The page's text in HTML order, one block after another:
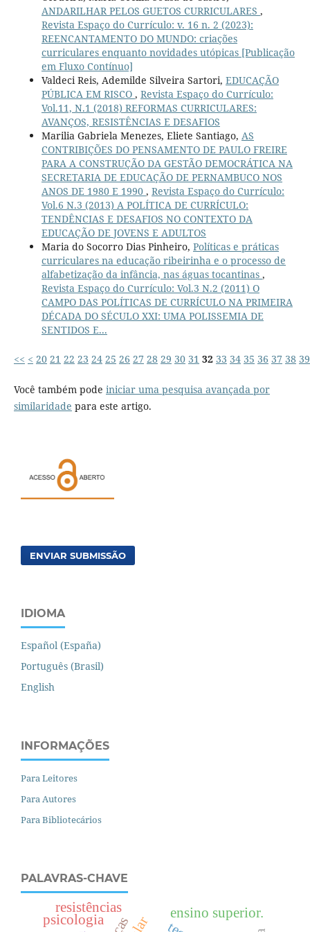
ANDARILHAR PELOS GUETOS CURRICULARES ,
Revista Espaço do Currículo: v. 16 n. 2 (2023):
REENCANTAMENTO DO MUNDO: criações
curriculares enquanto novidades utópicas [Publicação
em Fluxo Contínuo]
Valdeci Reis, Ademilde Silveira Sartori, EDUCAÇÃO
PÚBLICA EM RISCO , Revista Espaço do Currículo:
Vol.11, N.1 (2018) REFORMAS CURRICULARES:
AVANÇOS, RESISTÊNCIAS E DESAFIOS
Marilia Gabriela Menezes, Eliete Santiago, AS
CONTRIBIÇÕES DO PENSAMENTO DE PAULO FREIRE
PARA A CONSTRUÇÃO DA GESTÃO DEMOCRÁTICA NA
SECRETARIA DE EDUCAÇÃO DE PERNAMBUCO NOS
ANOS DE 1980 E 1990 , Revista Espaço do Currículo:
Vol.6 N.3 (2013) A POLÍTICA DE CURRÍCULO:
TENDÊNCIAS E DESAFIOS NO CONTEXTO DA
EDUCAÇÃO DE JOVENS E ADULTOS
Maria do Socorro Dias Pinheiro, Políticas e práticas
curriculares na educação ribeirinha e o processo de
alfabetização da infância, nas águas tocantinas ,
Revista Espaço do Currículo: Vol.3 N.2 (2011) O
CAMPO DAS POLÍTICAS DE CURRÍCULO NA PRIMEIRA
DÉCADA DO SÉCULO XXI: UMA POLISSEMIA DE
SENTIDOS E...
<< < 20 21 22 23 24 25 26 27 28 29 30 31 32 33 34 35 36 37 38 39
Você também pode iniciar uma pesquisa avançada por
similaridade para este artigo.
ENVIAR SUBMISSÃO
IDIOMA
Español (España)
Português (Brasil)
English
INFORMAÇÕES
Para Leitores
Para Autores
Para Bibliotecários
PALAVRAS-CHAVE
psicologia ensino superior.
resistências